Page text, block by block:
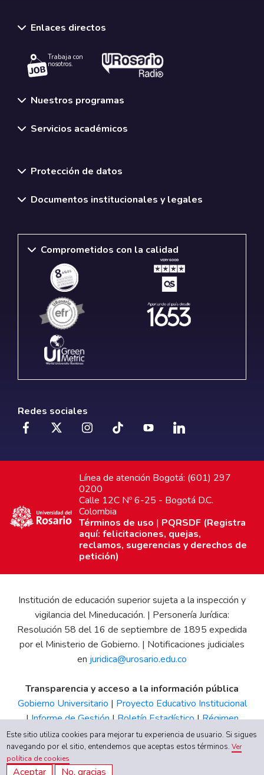
Enlaces directos
Trabaja con
nosotros.
Nuestros programas
Servicios académicos
Protección de datos
Documentos institucionales y legales
Comprometidos con la calidad
Redes sociales
Línea de atención Bogotá: (601) 297
0200
Calle 12C Nº 6-25 - Bogotá D.C.
Colombia
Términos de uso | PQRSDF (Registra
aquí: felicitaciones, quejas,
reclamos, sugerencias y derechos de
petición)
Institución de educación superior sujeta a la inspección y
vigilancia del Mineducación. | Personería Jurídica:
Resolución 58 del 16 de septiembre de 1895 expedida
por el Ministerio de Gobierno. | Notificaciones judiciales
en juridica@urosario.edu.co
Transparencia y acceso a la información pública
Gobierno Universitario | Proyecto Educativo Institucional
|Informe de Gestión|Boletín Estadístico|Régimen
Tributario|Estados Financieros |Código de Ética| Canal
de Integridad UR
Este sitio utiliza cookies para mejorar tu experiencia de usuario. Si sigues
navegando por el sitio, entendemos que aceptas estos términos.Ver
política de cookies
Aceptar No, gracias